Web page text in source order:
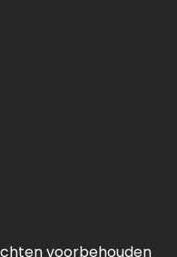
voorbehouden